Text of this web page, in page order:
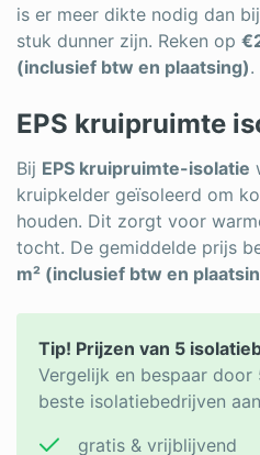
is er meer dikte nodig dan bij
stuk dunner zijn. Reken op
(inclusief btw en plaatsing).
EPS kruipruimte
Bij EPS kruipruimte-isolatie
kruipkelder geïsoleerd om
houden. Dit zorgt voor
tocht. De gemiddelde prijs
m² (inclusief btw en
Tip! Prijzen van 5
Vergelijk en bespaar
beste isolatiebedrijven
gratis & vrijblijvend